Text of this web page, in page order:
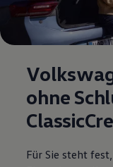
ohne
Für Sie steht